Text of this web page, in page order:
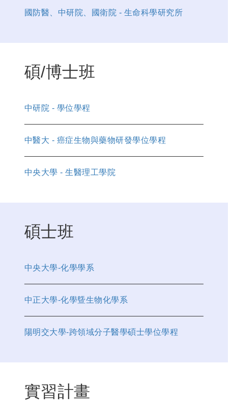
國防醫、中研院、國衛院 - 生命科學研究所
碩/博士班
中研院 - 學位學程
中醫大 - 癌症生物與藥物研發學位學程
中央大學 - 生醫理工學院
碩士班
中央大學-化學學系
中正大學-化學曁生物化學系
陽明交大學-跨領域分子醫學碩士學位學程
實習計畫